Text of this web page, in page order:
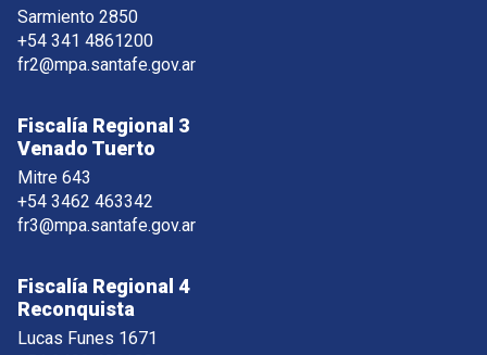
Sarmiento 2850
+54 341 4861200
fr2@mpa.santafe.gov.ar
Fiscalía Regional 3
Venado Tuerto
Mitre 643
+54 3462 463342
fr3@mpa.santafe.gov.ar
Fiscalía Regional 4
Reconquista
Lucas Funes 1671